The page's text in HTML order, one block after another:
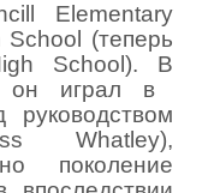
Elementary
School (теперь
School). В
он играл
в
руководством
Whatley),
поколение